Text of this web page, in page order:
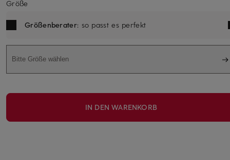
Größe
Größenberater: so passt es perfekt
Bitte Größe wählen
IN DEN WARENKORB